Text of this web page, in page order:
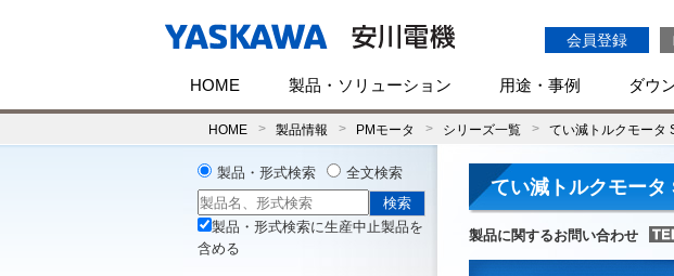
会員登録
HOME 製品・ソリューション 用途・事例 ダウ
HOME 製品情報 PMモータ シリーズ一覧 てい減トルクモータ
てい減トルクモータ
製品に関するお問い合わせ
製品・形式検索 全文検索
製品・形式検索に生産中止製品を
含める